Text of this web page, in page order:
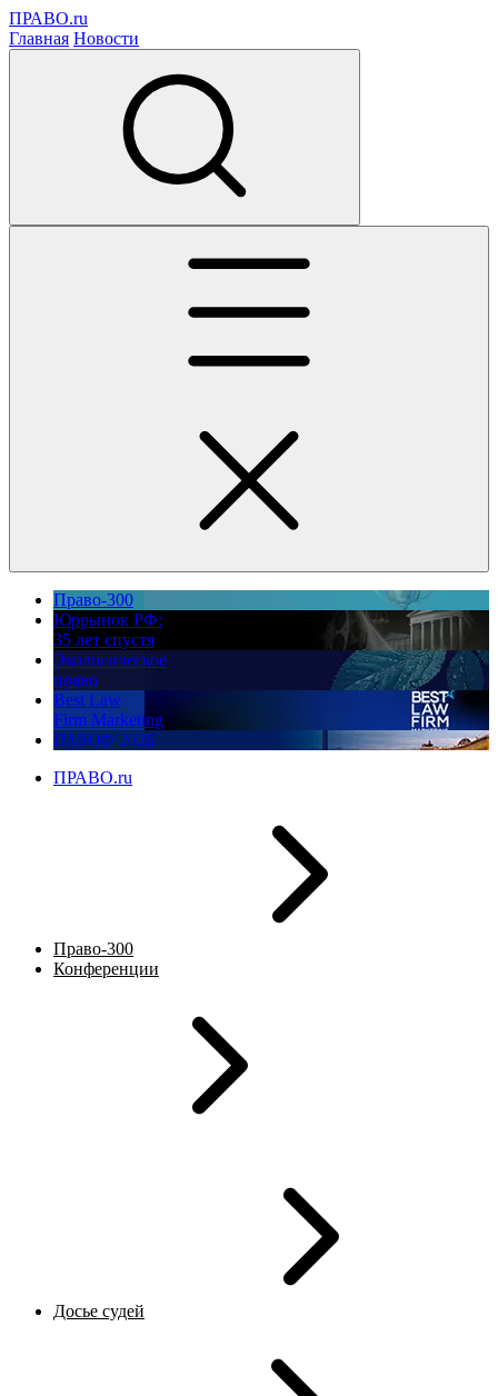
ПРАВО.ru
Главная Новости
Право-300
Юррынок РФ:
35 лет спустя
Экологическое
право
Best Law
Firm Marketing
ПМЮФ 2026
ПРАВО.ru
Право-300
Конференции
Досье судей